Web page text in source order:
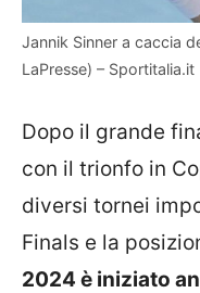
Jannik Sinner a caccia
LaPresse) – Sportitalia.it
Dopo il grande
con il trionfo in
diversi tornei
Finals e la
2024 è iniziato